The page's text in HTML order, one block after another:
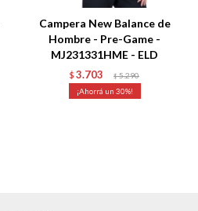
Campera New Balance de
Hombre - Pre-Game -
MJ231331HME - ELD
$ 3.703 $ 5.290
30